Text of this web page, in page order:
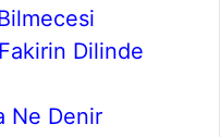
Dilinde
Ne Denir